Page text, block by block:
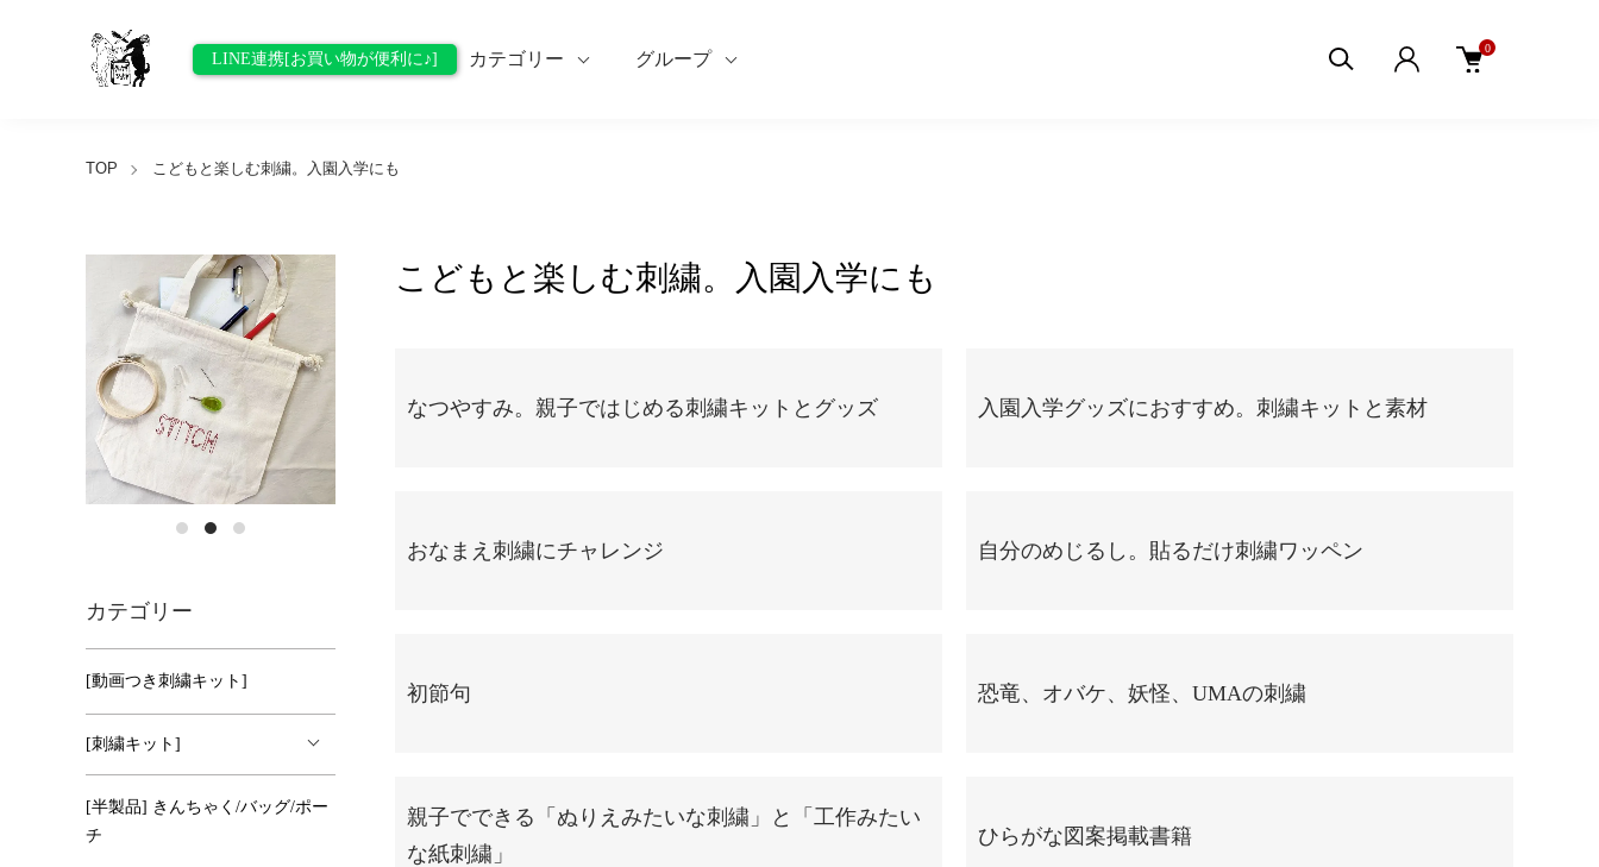
LINE連携[お買い物が便利に♪] カテゴリー グループ
0
TOP こどもと楽しむ刺繍。入園入学にも
こどもと楽しむ刺繍。入園入学にも
なつやすみ。親子ではじめる刺繍キットとグッズ 入園入学グッズにおすすめ。刺繍キットと素材
おなまえ刺繍にチャレンジ 自分のめじるし。貼るだけ刺繍ワッペン
初節句 恐竜、オバケ、妖怪、UMAの刺繍
親子でできる「ぬりえみたいな刺繍」と「工作みたい
な紙刺繍」
ひらがな図案掲載書籍
カテゴリー
[動画つき刺繍キット]
[刺繍キット]
[半製品] きんちゃく/バッグ/ポー
チ